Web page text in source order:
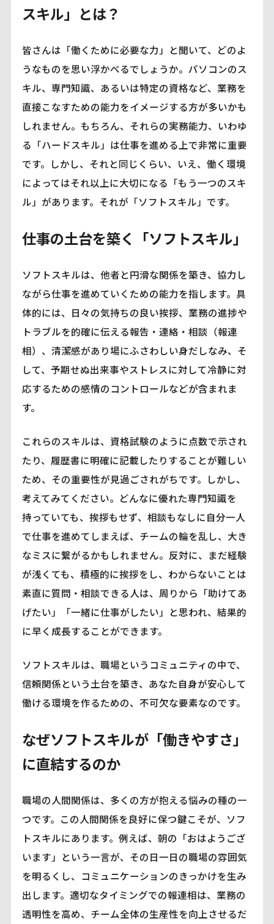
スキル」とは？
皆さんは「働くために必要な力」と聞いて、どのよ
うなものを思い浮かべるでしょうか。パソコンのス
キル、専門知識、あるいは特定の資格など、業務を
直接こなすための能力をイメージする方が多いかも
しれません。もちろん、それらの実務能力、いわゆ
る「ハードスキル」は仕事を進める上で非常に重要
です。しかし、それと同じくらい、いえ、働く環境
によってはそれ以上に大切になる「もう一つのスキ
ル」があります。それが「ソフトスキル」です。
仕事の土台を築く「ソフトスキル」
ソフトスキルは、他者と円滑な関係を築き、協力し
ながら仕事を進めていくための能力を指します。具
体的には、日々の気持ちの良い挨拶、業務の進捗や
トラブルを的確に伝える報告・連絡・相談（報連
相）、清潔感があり場にふさわしい身だしなみ、そ
して、予期せぬ出来事やストレスに対して冷静に対
応するための感情のコントロールなどが含まれま
す。
これらのスキルは、資格試験のように点数で示され
たり、履歴書に明確に記載したりすることが難しい
ため、その重要性が見過ごされがちです。しかし、
考えてみてください。どんなに優れた専門知識を
持っていても、挨拶もせず、相談もなしに自分一人
で仕事を進めてしまえば、チームの輪を乱し、大き
なミスに繋がるかもしれません。反対に、まだ経験
が浅くても、積極的に挨拶をし、わからないことは
素直に質問・相談できる人は、周りから「助けてあ
げたい」「一緒に仕事がしたい」と思われ、結果的
に早く成長することができます。
ソフトスキルは、職場というコミュニティの中で、
信頼関係という土台を築き、あなた自身が安心して
働ける環境を作るための、不可欠な要素なのです。
なぜソフトスキルが「働きやすさ」
に直結するのか
職場の人間関係は、多くの方が抱える悩みの種の一
つです。この人間関係を良好に保つ鍵こそが、ソフ
トスキルにあります。例えば、朝の「おはようござ
います」という一言が、その日一日の職場の雰囲気
を明るくし、コミュニケーションのきっかけを生み
出します。適切なタイミングでの報連相は、業務の
透明性を高め、チーム全体の生産性を向上させるだ